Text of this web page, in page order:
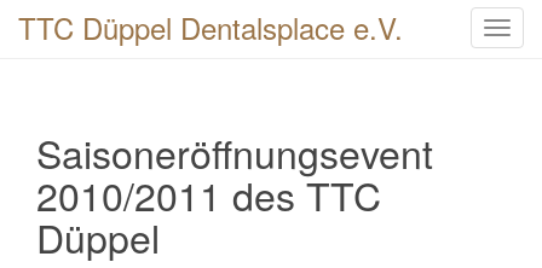
T
TTC Düppel Dentalsplace e.V.
Saisoneröffnungsevent
2010/2011 des TTC
Düppel